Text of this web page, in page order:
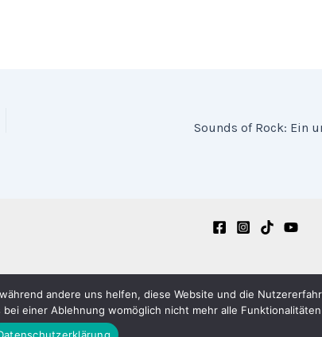
Sounds of Rock: Ein
e.V. | Präsentiert vonAstra-WordPress-Theme
andere uns helfen, diese Website und die
einer Ablehnung womöglich nicht mehr alle